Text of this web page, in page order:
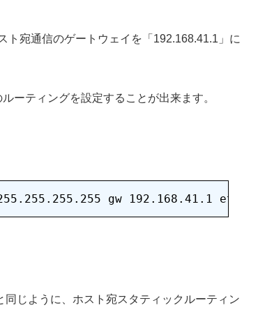
ト宛通信のゲートウェイを「192.168.41.1」に
ーティングを設定することが出来ます。
じように、ホスト宛スタティックルーティン